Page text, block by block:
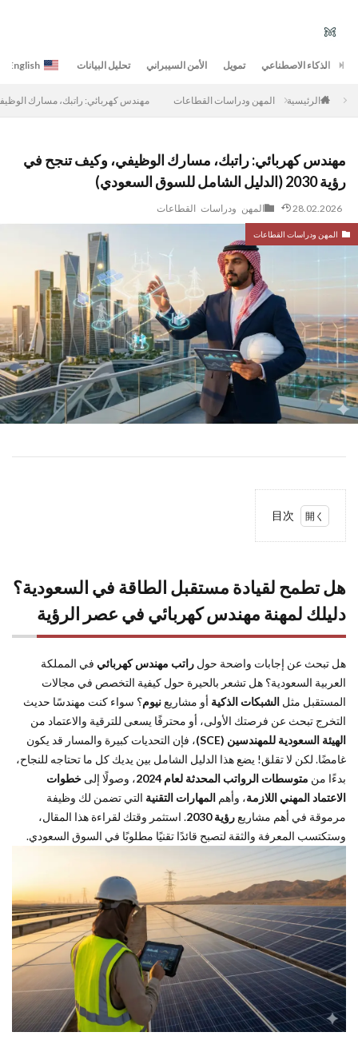
الذكاء الاصطناعي تمويل الأمن السيبراني تحليل البيانات English
الرئيسية المهن ودراسات القطاعات مهندس كهربائي: راتبك، مسارك الوظيفي، وكيف تنجح في
مهندس كهربائي: راتبك، مسارك الوظيفي، وكيف تنجح في
رؤية 2030 (الدليل الشامل للسوق السعودي)
28.02.2026 المهن ودراسات القطاعات
المهن ودراسات القطاعات
目次
مستقبل
الطاقة
في
السعودية؟
لمهنة
مهندس
كهربائي
في عصر
الرؤية
2
1.
وظيفة
مهندس
كهربائي:
التعريف
في
مشاريع
السعودية
3
راتب
مهندس
كهربائي
ومساره
الوظيفي:
هل تطمح لقيادة مستقبل الطاقة في السعودية؟
دليلك لمهنة مهندس كهربائي في عصر الرؤية
هل تبحث عن إجابات واضحة حول راتب مهندس كهربائي في المملكة
العربية السعودية؟ هل تشعر بالحيرة حول كيفية التخصص في مجالات
المستقبل مثل الشبكات الذكية أو مشاريع نيوم؟ سواء كنت مهندسًا حديث
التخرج تبحث عن فرصتك الأولى، أو محترفًا يسعى للترقية والاعتماد من
الهيئة السعودية للمهندسين (SCE)
، فإن التحديات كبيرة والمسار قد يكون
غامضًا. لكن لا تقلق! يضع هذا الدليل الشامل بين يديك كل ما تحتاجه للنجاح،
بدءًا من متوسطات الرواتب المحدثة لعام 2024 ، وصولًا إلى خطوات
الاعتماد المهني اللازمة، وأهم المهارات التقنية التي تضمن لك وظيفة
مرموقة في أهم مشاريع رؤية 2030
. استثمر وقتك لقراءة هذا المقال،
وستكتسب المعرفة والثقة لتصبح قائدًا تقنيًا مطلوبًا في السوق السعودي.